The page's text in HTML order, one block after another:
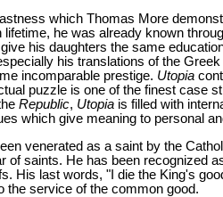
which Thomas More
lifetime, he was already known
his daughters the same
his translations of the
incomparable prestige. Utopia
puzzle is one of the finest case
Republic, Utopia is filled with
which give meaning to personal
venerated as a saint by the
of saints. He has been recognized
His last words, "I die the King's
the service of the common good.